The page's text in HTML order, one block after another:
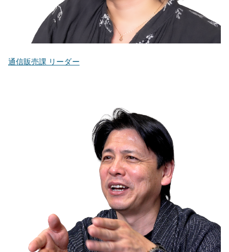
通信販売課 リーダー